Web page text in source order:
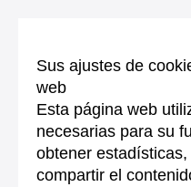
Sus ajustes de
web
Esta página web
necesarias para su
obtener
compartir el